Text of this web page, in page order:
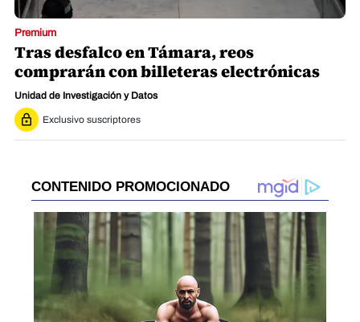
Premium
Tras desfalco en Támara, reos
comprarán con billeteras electrónicas
Unidad de Investigación y Datos
Exclusivo suscriptores